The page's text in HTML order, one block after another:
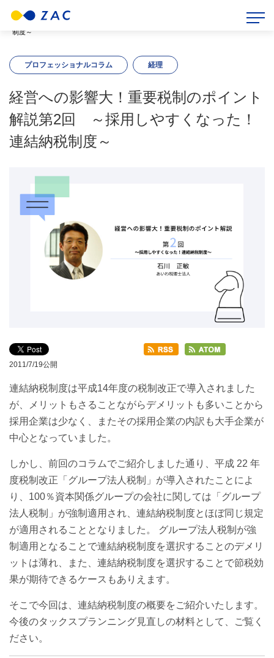
HOME > ZAC BLOG
経営への影響大！重要税制のポイント解説第2回 ～採用しやすくなった！連結納税
制度～
プロフェッショナルコラム 経理
経営への影響大！重要税制のポイント
解説第2回 ～採用しやすくなった！
連結納税制度～
2011/7/19公開
連結納税制度は平成14年度の税制改正で導入されました
が、メリットもさることながらデメリットも多いことから
採用企業は少なく、またその採用企業の内訳も大手企業が
中心となっていました。
しかし、前回のコラムでご紹介しました通り、平成 22 年
度税制改正「グループ法人税制」が導入されたことによ
り、100％資本関係グループの会社に関しては「グループ
法人税制」が強制適用され、連結納税制度とほぼ同じ規定
が適用されることとなりました。 グループ法人税制が強
制適用となることで連結納税制度を選択することのデメリ
ットは薄れ、また、連結納税制度を選択することで節税効
果が期待できるケースもありえます。
そこで今回は、連結納税制度の概要をご紹介いたします。
今後のタックスプランニング見直しの材料として、ご覧く
ださい。